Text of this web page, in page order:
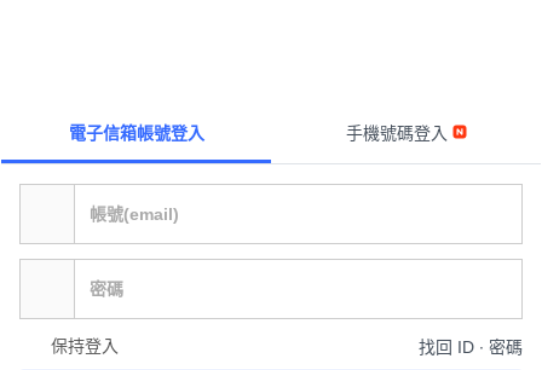
電子信箱帳號登入 手機號碼登入
保持登入 找回 ID ∙ 密碼